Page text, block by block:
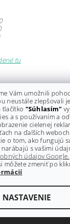
tu
nestíhame
čo najskôr
dní)
Shoptet.sk
práva vyhradené
Vám umožnili
neustále zlepšovali
tlačítko "Súhlasím"
a s používaním a
cielenej
na ďalších
o tom, ako fungujú
s vašimi
údajov Google.
môžete zmeniť po
NASTAVENIE